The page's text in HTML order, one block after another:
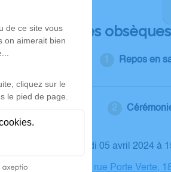
Déroulé des obsèques
Repos en
Le vendredi 05 avril 2024 à
Église, 18, rue Porte Verte,